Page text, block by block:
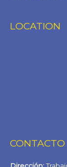
LOCATION
CONTACTO